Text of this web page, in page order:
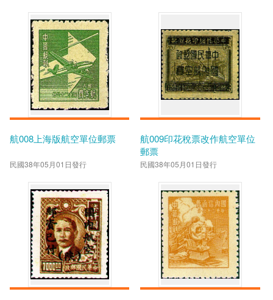
航008上海版航空單位郵票
民國38年05月01日發行
航009印花稅票改作航空單位
郵票
民國38年05月01日發行